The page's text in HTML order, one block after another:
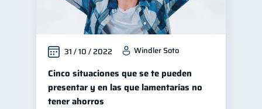
31 / 10 / 2022 Windler Soto
Cinco situaciones que se te pueden
presentar y en las que lamentarías no
tener ahorros